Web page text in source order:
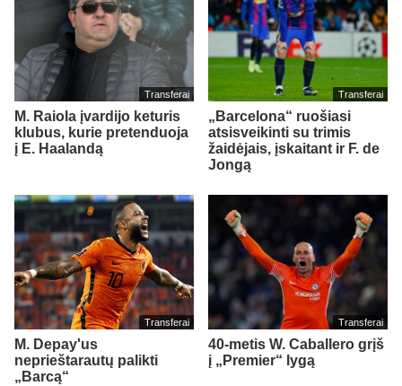
Transferai
M. Raiola įvardijo keturis
klubus, kurie pretenduoja
į E. Haalandą
Transferai
„Barcelona“ ruošiasi
atsisveikinti su trimis
žaidėjais, įskaitant ir F. de
Jongą
Transferai
M. Depay'us
neprieštarautų palikti
„Barcą“
Transferai
40-metis W. Caballero grįš
į „Premier“ lygą